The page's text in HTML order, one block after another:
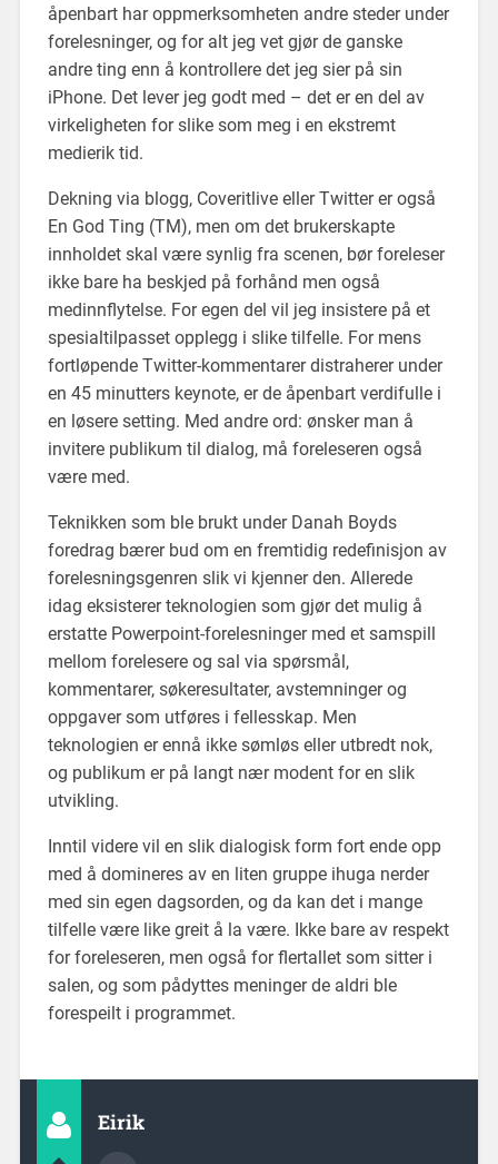
åpenbart har oppmerksomheten andre steder under
forelesninger, og for alt jeg vet gjør de ganske
andre ting enn å kontrollere det jeg sier på sin
iPhone. Det lever jeg godt med – det er en del av
virkeligheten for slike som meg i en ekstremt
medierik tid.
Dekning via blogg, Coveritlive eller Twitter er også
En God Ting (TM), men om det brukerskapte
innholdet skal være synlig fra scenen, bør foreleser
ikke bare ha beskjed på forhånd men også
medinnflytelse. For egen del vil jeg insistere på et
spesialtilpasset opplegg i slike tilfelle. For mens
fortløpende Twitter-kommentarer distraherer under
en 45 minutters keynote, er de åpenbart verdifulle i
en løsere setting. Med andre ord: ønsker man å
invitere publikum til dialog, må foreleseren også
være med.
Teknikken som ble brukt under Danah Boyds
foredrag bærer bud om en fremtidig redefinisjon av
forelesningsgenren slik vi kjenner den. Allerede
idag eksisterer teknologien som gjør det mulig å
erstatte Powerpoint-forelesninger med et samspill
mellom forelesere og sal via spørsmål,
kommentarer, søkeresultater, avstemninger og
oppgaver som utføres i fellesskap. Men
teknologien er ennå ikke sømløs eller utbredt nok,
og publikum er på langt nær modent for en slik
utvikling.
Inntil videre vil en slik dialogisk form fort ende opp
med å domineres av en liten gruppe ihuga nerder
med sin egen dagsorden, og da kan det i mange
tilfelle være like greit å la være. Ikke bare av respekt
for foreleseren, men også for flertallet som sitter i
salen, og som pådyttes meninger de aldri ble
forespeilt i programmet.
Eirik